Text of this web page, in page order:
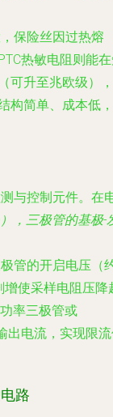
保险丝因过热熔
热敏电阻则能
可升至兆欧级），
构简单、成本低，
与控制元件。在
，三极管的基极-
管的开启电压（
增使采样电阻压降
率三极管或
出电流，实现限
路